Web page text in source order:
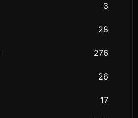
3
28
276
26
17